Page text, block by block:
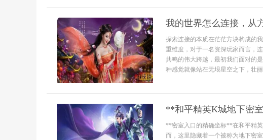
我的世界怎么连接，从
探索连接的本质在茫茫方块构成的
重维度，对于一名资深玩家而言，
共鸣的伟大跨越，最初我们面对的
种感觉就像站在无垠星空之下，壮
**和平精英K城地下密
**密室入口的精确坐标**在和平精
而，这里隐藏着一个被称为地下密